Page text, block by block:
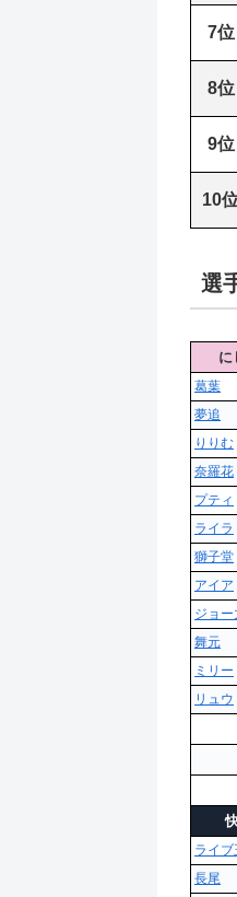
7位
8位
9位
10
選
に
葛葉
夢追
りりむ
奈羅花
プティ
ライラ
獅子堂
アイア
ジョー
舞元
ミリー
リュウ
ライブ
長尾